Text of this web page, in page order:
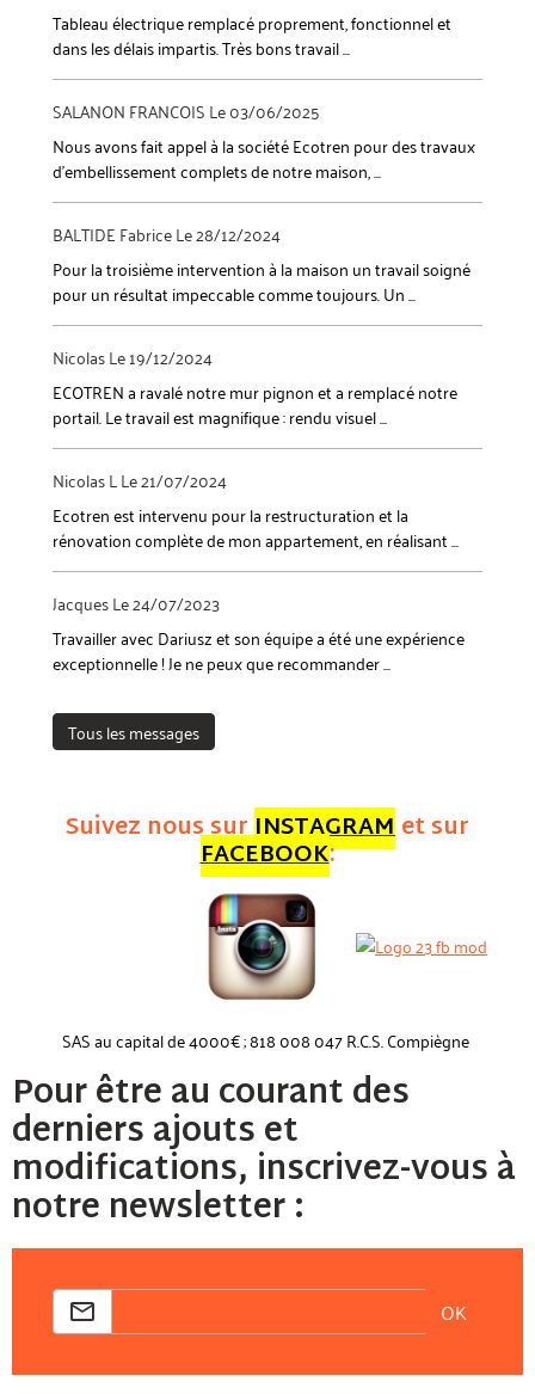
Tableau électrique remplacé proprement, fonctionnel et
dans les délais impartis. Très bons travail ...
SALANON FRANCOIS Le 03/06/2025
Nous avons fait appel à la société Ecotren pour des travaux
d’embellissement complets de notre maison, ...
BALTIDE FabriceLe 28/12/2024
Pour la troisième intervention à la maison un travail soigné
pour un résultat impeccable comme toujours. Un ...
NicolasLe 19/12/2024
ECOTREN a ravalé notre mur pignon et a remplacé notre
portail. Le travail est magnifique : rendu visuel ...
Nicolas LLe 21/07/2024
Ecotren est intervenu pour la restructuration et la
rénovation complète de mon appartement, en réalisant ...
JacquesLe 24/07/2023
Travailler avec Dariusz et son équipe a été une expérience
exceptionnelle ! Je ne peux que recommander ...
Tous les messages
Suivez nous surINSTAGRAMet sur
FACEBOOK:
SAS au capital de 4000€ ; 818 008 047 R.C.S. Compiègne
Pour être au courant des
derniers ajouts et
modifications, inscrivez-vous à
notre newsletter :
OK